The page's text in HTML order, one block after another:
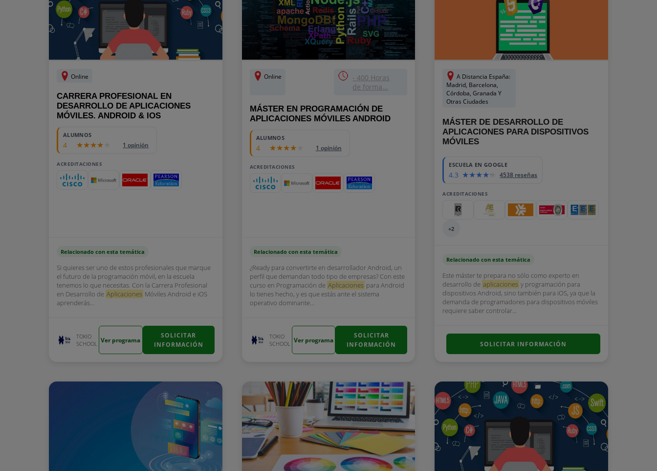
Online
CARRERA PROFESIONAL EN
DESARROLLO DE APLICACIONES
MÓVILES. ANDROID & IOS
ALUMNOS
4 1 opinión
ACREDITACIONES
Relacionado con esta temática
Si quieres ser uno de estos profesionales que marque
el futuro de la programación móvil, en la escuela
tenemos lo que necesitas. Con la Carrera Profesional
en Desarrollo de Aplicaciones Móviles Android e iOS
aprenderás...
TOKIO
SCHOOL Ver programa
SOLICITAR
INFORMACIÓN
Online
- 400 Horas
de forma...
MÁSTER EN PROGRAMACIÓN DE
APLICACIONES MÓVILES ANDROID
ALUMNOS
4 1 opinión
ACREDITACIONES
Relacionado con esta temática
¿Ready para convertirte en desarrollador Android, un
perfil que demandan todo tipo de empresas? Con este
curso en Programación de Aplicaciones para Android
lo tienes hecho, y es que estás ante el sistema
operativo dominante...
TOKIO
SCHOOL Ver programa
SOLICITAR
INFORMACIÓN
A Distancia España:
Madrid, Barcelona,
Córdoba, Granada Y
Otras Ciudades
MÁSTER DE DESARROLLO DE
APLICACIONES PARA DISPOSITIVOS
MÓVILES
ESCUELA EN GOOGLE
4.3 4538 reseñas
ACREDITACIONES
+2
Relacionado con esta temática
Este máster te prepara no sólo como experto en
desarrollo de aplicaciones y programación para
dispositivos Android, sino también para iOS, ya que la
demanda de programadores para dispositivos móviles
requiere saber controlar...
SOLICITAR INFORMACIÓN